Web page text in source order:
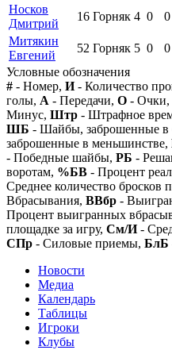
Носков
Дмитрий
16 Горняк 4 0 0
Митякин
Евгений
52 Горняк 5 0 0
Условные обозначения
# - Номер, И- Количество
голы, А - Передачи, О - Очки,
Минус, Штр - Штрафное
ШБ - Шайбы, заброшенные в
заброшенные в меньшинстве,
- Победные шайбы, РБ -
воротам, %БВ - Процент
Среднее количество бросков
Вбрасывания, ВВбр -
Процент выигранных
площадке за игру, См/И-
СПр - Силовые приемы, БлБ
Новости
Медиа
Календарь
Таблицы
Игроки
Клубы